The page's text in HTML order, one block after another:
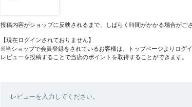
投稿内容がショップに反映されるまで、しばらく時間がかかる場合がござ
【現在ログインされておりません】
※当ショップで会員登録をされているお客様は、トップページよりログイ
レビューを投稿することで当店のポイントを取得することができます。
レビューを入力してください。